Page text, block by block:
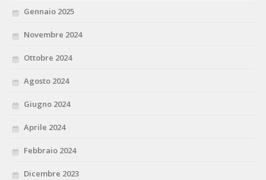
Gennaio 2025
Novembre 2024
Ottobre 2024
Agosto 2024
Giugno 2024
Aprile 2024
Febbraio 2024
Dicembre 2023